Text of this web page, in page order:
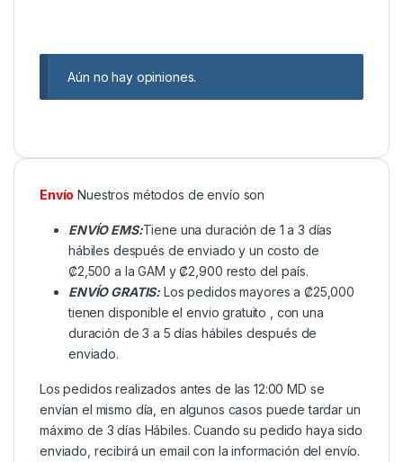
Aún no hay opiniones.
Envío Nuestros métodos de envío son
ENVÍO EMS:Tiene una duración de 1 a 3 días
hábiles después de enviado y un costo de
₡2,500 a la GAM y ₡2,900 resto del país.
ENVÍO GRATIS: Los pedidos mayores a ₡25,000
tienen disponible el envio gratuito , con una
duración de 3 a 5 días hábiles después de
enviado.
Los pedidos realizados antes de las 12:00 MD se
envían el mismo día, en algunos casos puede tardar un
máximo de 3 días Hábiles. Cuando su pedido haya sido
enviado, recibirá un email con la información del envío.